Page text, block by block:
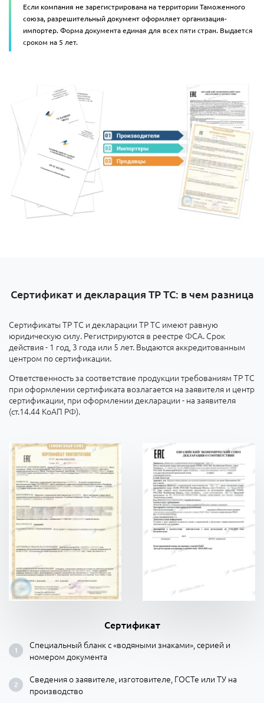
Если компания не зарегистрирована на территории Таможенного
союза, разрешительный документ оформляет организация-
импортер.Форма документа единая для всех пяти стран. Выдается
сроком на 5 лет.
Сертификат и декларация ТР ТС: в чем разница
Сертификаты ТР ТС и декларации ТР ТС имеют равную
юридическую силу. Регистрируются в реестре ФСА. Срок
действия - 1 год, 3 года или 5 лет. Выдаются аккредитованным
центром по сертификации.
Ответственность за соответствие продукции требованиям ТР ТС
при оформлении сертификата возлагается на заявителя и центр
сертификации, при оформлении декларации - на заявителя
(ст.14.44 КоАП РФ).
Сертификат
Специальный бланк с «водяными знаками», серией и
номером документа
Сведения о заявителе, изготовителе, ГОСТе или ТУ на
производство